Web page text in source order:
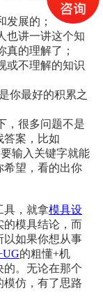
发展的；
也讲一讲这个知
真的理解了；
或不理解的知识
你最好的积累之
，很多问题不是
答案，比如
输入关键字就能
希望，看的出你
具，就拿模具设
的模具结论，而
以如果你想从事
的粗懂+机
的。无论在那个
模仿，有了思路